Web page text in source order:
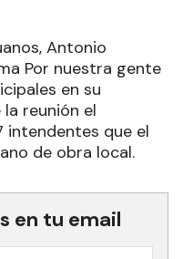
Antonio
Por nuestra gente
en su
reunión el
intendentes que el
de obra local.
en tu email